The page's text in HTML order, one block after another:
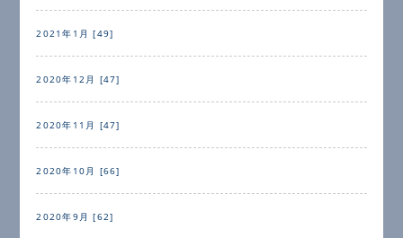
2021年1月 [49]
2020年12月 [47]
2020年11月 [47]
2020年10月 [66]
2020年9月 [62]